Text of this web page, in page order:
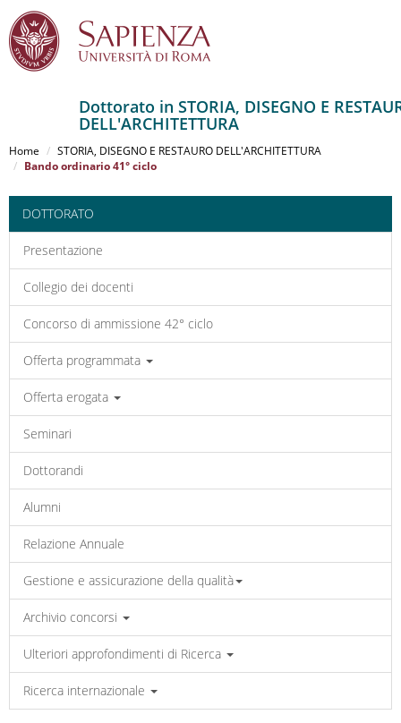
al
contenuto
Dottorato in STORIA, DISEGNO E
DELL'ARCHITETTURA
Home
STORIA, DISEGNO E RESTAURO DELL'ARCHITETTURA
Bando ordinario 41° ciclo
DOTTORATO
Presentazione
Collegio dei docenti
Concorso di ammissione 42° ciclo
Offerta programmata
Offerta erogata
Seminari
Dottorandi
Alumni
Relazione Annuale
Gestione e assicurazione della qualità
Archivio concorsi
Ulteriori approfondimenti di Ricerca
Ricerca internazionale